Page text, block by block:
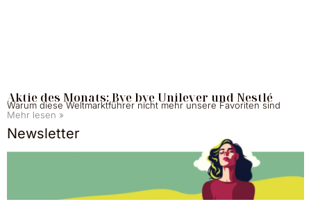
Aktie des Monats: Bye bye Unilever und Nestlé
Warum diese Weltmarktführer nicht mehr unsere Favoriten sind
Mehr lesen »
Newsletter